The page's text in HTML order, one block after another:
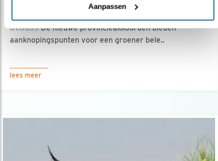
Aanpassen
'Vaal groene' provincieakkoorden
01.08.19De nieuwe provincieakkoorden bieden
aanknopingspunten voor een groener bele..
lees meer